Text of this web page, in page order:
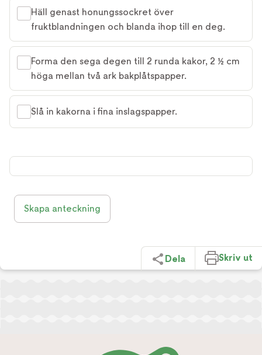
Häll genast honungssockret över
fruktblandningen och blanda ihop till en deg.
Forma den sega degen till 2 runda kakor, 2 ½ cm
höga mellan två ark bakplåtspapper.
Slå in kakorna i fina inslagspapper.
Skapa anteckning
Dela Skriv ut